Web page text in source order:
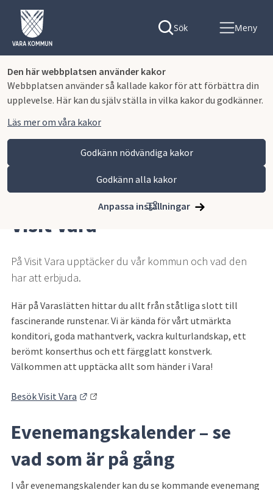
Den här webbplatsen använder kakor
Webbplatsen använder så kallade kakor för att förbättra din
upplevelse. Här kan du själv ställa in vilka kakor du godkänner.
Läs mer om våra kakor
Godkänn nödvändiga kakor
Godkänn alla kakor
Anpassa inställningar
Sök Meny
Vara kommun Uppleva och göra Visit Vara
Visit Vara
På Visit Vara upptäcker du vår kommun och vad den
har att erbjuda.
Här på Varaslätten hittar du allt från ståtliga slott till
fascinerande runstenar. Vi är kända för vårt utmärkta
konditori, goda mathantverk, vackra kulturlandskap, ett
berömt konserthus och ett färgglatt konstverk.
Välkommen att upptäcka allt som händer i Vara!
Besök Visit Vara Länk till annan webbplats.
Evenemangskalender – se
vad som är på gång
I vår evenemangskalender kan du se kommande evenemang